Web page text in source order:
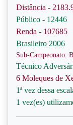
Distância -
Público - 12446
Renda - 107685
Brasileiro 2006
Sub-Campeonato:
Técnico
6 Moleques de
1ª vez dessa
1 vez(es)